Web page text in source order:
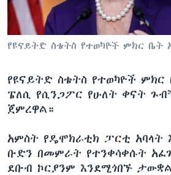
ቋንቋዎች
የዩናይትድ ስቴትስ የተወካዮች ምክር ቤት
የዩናይትድ ስቴትስ የተወካዮች ምክር
ፔለሲ የሲንጋፖር የሁለት ቀናት
ጀምረዋል።
አምስት የዴሞክራቲክ ፓርቲ አባላት
ቡድን በመምራት የተንቀሳቀሱት
ደቡብ ኮርያንም እንደሚጎበኙ